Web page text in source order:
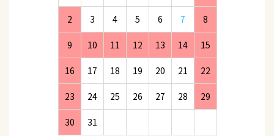
2 3 4 5 6 7 8
9 10 11 12 13 14 15
16 17 18 19 20 21 22
23 24 25 26 27 28 29
30 31